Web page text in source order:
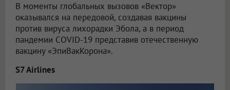
В моменты глобальных вызовов «Вектор»
оказывался на передовой, создавая вакцины
против вируса лихорадки Эбола, а в период
пандемии COVID-19 представив отечественную
вакцину «ЭпиВакКорона».
S7 Airlines